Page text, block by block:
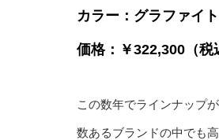
カラー：グラファイト
価格：￥322,300（税
この数年でラインナップ
数あるブランドの中でも